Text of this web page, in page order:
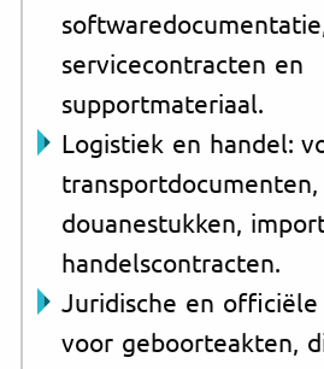
servicecontracten en
supportmateriaal.
Logistiek en handel:
transportdocumenten,
douanestukken,
handelscontracten.
Juridische en officiële
voor geboorteakten,